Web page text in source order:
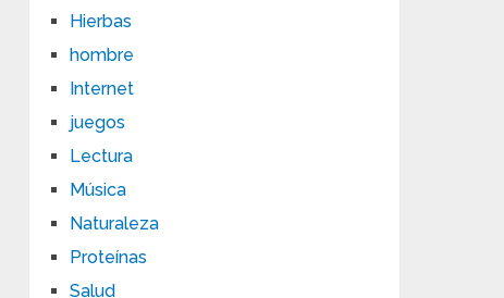
Hierbas
hombre
Internet
juegos
Lectura
Música
Naturaleza
Proteínas
Salud